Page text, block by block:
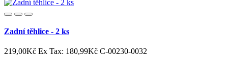
Zadní těhlice - 2 ks
219,00Kč Ex Tax: 180,99Kč C-00230-0032